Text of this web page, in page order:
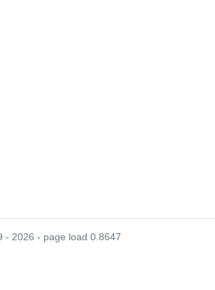
- 2026 - page load 0.8647